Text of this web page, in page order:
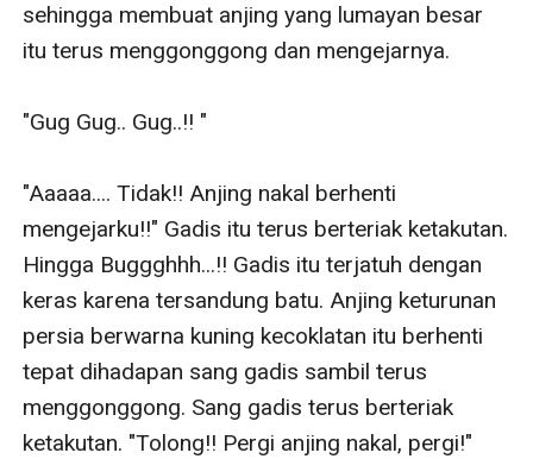
sehingga membuat anjing yang lumayan besar
itu terus menggonggong dan mengejarnya.
"Gug Gug.. Gug..!! "
"Aaaaa.... Tidak!! Anjing nakal berhenti
mengejarku!!" Gadis itu terus berteriak ketakutan.
Hingga Buggghhh...!! Gadis itu terjatuh dengan
keras karena tersandung batu. Anjing keturunan
persia berwarna kuning kecoklatan itu berhenti
tepat dihadapan sang gadis sambil terus
menggonggong. Sang gadis terus berteriak
ketakutan. "Tolong!! Pergi anjing nakal, pergi!"